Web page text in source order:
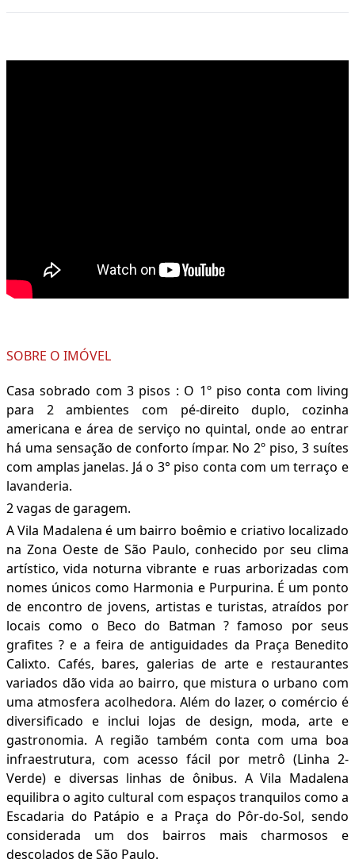
SOBRE O IMÓVEL
Casa sobrado com 3 pisos : O 1º piso conta com living
para 2 ambientes com pé-direito duplo, cozinha
americana e área de serviço no quintal, onde ao entrar
há uma sensação de conforto ímpar. No 2º piso, 3 suítes
com amplas janelas. Já o 3° piso conta com um terraço e
lavanderia.
2 vagas de garagem.
A Vila Madalena é um bairro boêmio e criativo localizado
na Zona Oeste de São Paulo, conhecido por seu clima
artístico, vida noturna vibrante e ruas arborizadas com
nomes únicos como Harmonia e Purpurina. É um ponto
de encontro de jovens, artistas e turistas, atraídos por
locais como o Beco do Batman ? famoso por seus
grafites ? e a feira de antiguidades da Praça Benedito
Calixto. Cafés, bares, galerias de arte e restaurantes
variados dão vida ao bairro, que mistura o urbano com
uma atmosfera acolhedora. Além do lazer, o comércio é
diversificado e inclui lojas de design, moda, arte e
gastronomia. A região também conta com uma boa
infraestrutura, com acesso fácil por metrô (Linha 2-
Verde) e diversas linhas de ônibus. A Vila Madalena
equilibra o agito cultural com espaços tranquilos como a
Escadaria do Patápio e a Praça do Pôr-do-Sol, sendo
considerada um dos bairros mais charmosos e
descolados de São Paulo.